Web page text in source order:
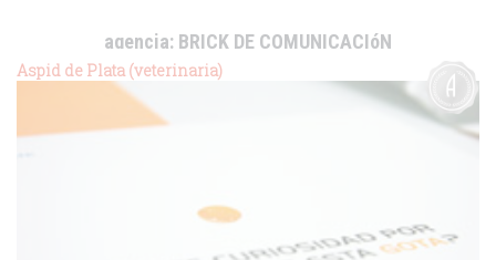
agencia: BRICK DE COMUNICACIóN
Aspid de Plata (veterinaria)